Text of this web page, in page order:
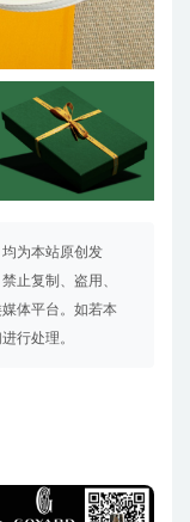
为本站原创发
止复制、盗用、
体平台。如若本
行处理。